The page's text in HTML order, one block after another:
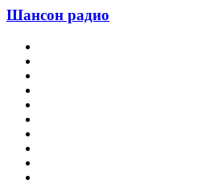
Шансон радио